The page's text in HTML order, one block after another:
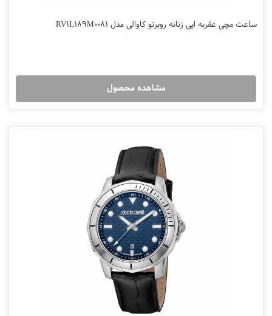
ساعت مچی عقربه ایی زنانه روبرتو کاوالی مدل RV1L189M0081
مشاهده محصول